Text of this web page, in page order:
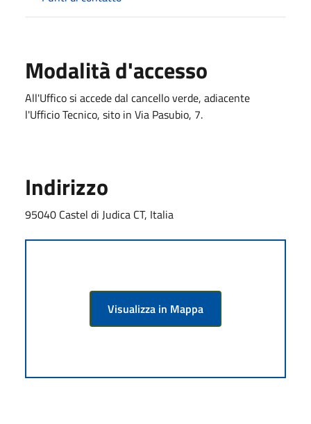
Modalità d'accesso
All'Uffico si accede dal cancello verde, adiacente
l'Ufficio Tecnico, sito in Via Pasubio, 7.
Indirizzo
95040 Castel di Judica CT, Italia
Visualizza in Mappa